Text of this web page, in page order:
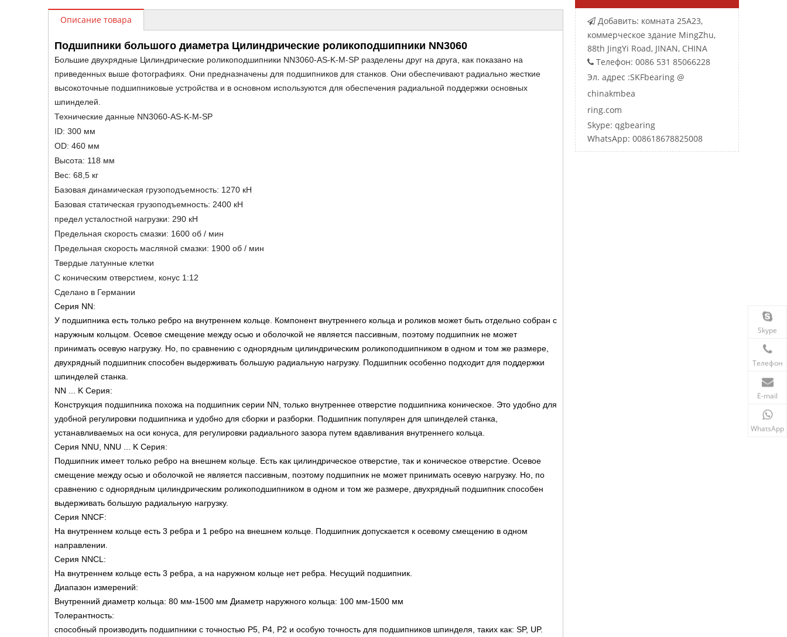
Описание товара
Подшипники большого диаметра Цилиндрические роликоподшипники NN3060
Большие двухрядные Цилиндрические роликоподшипники NN3060-AS-K-M-SP разделены друг на друга, как показано на
приведенных выше фотографиях. Они предназначены для подшипников для станков. Они обеспечивают радиально жесткие
высокоточные подшипниковые устройства и в основном используются для обеспечения радиальной поддержки основных
шпинделей.
Технические данные NN3060-AS-K-M-SP
ID: 300 мм
OD: 460 мм
Высота: 118 мм
Вес: 68,5 кг
Базовая динамическая грузоподъемность: 1270 кН
Базовая статическая грузоподъемность: 2400 кН
предел усталостной нагрузки: 290 кН
Предельная скорость смазки: 1600 об / мин
Предельная скорость масляной смазки: 1900 об / мин
Твердые латунные клетки
С коническим отверстием, конус 1:12
Сделано в Германии
Серия NN:
У подшипника есть только ребро на внутреннем кольце. Компонент внутреннего кольца и роликов может быть отдельно собран с
наружным кольцом. Осевое смещение между осью и оболочкой не является пассивным, поэтому подшипник не может
принимать осевую нагрузку. Но, по сравнению с однорядным цилиндрическим роликоподшипником в одном и том же размере,
двухрядный подшипник способен выдерживать большую радиальную нагрузку. Подшипник особенно подходит для поддержки
шпинделей станка.
NN ... K Серия:
Конструкция подшипника похожа на подшипник серии NN, только внутреннее отверстие подшипника коническое. Это удобно для
удобной регулировки подшипника и удобно для сборки и разборки. Подшипник популярен для шпинделей станка,
устанавливаемых на оси конуса, для регулировки радиального зазора путем вдавливания внутреннего кольца.
Серия NNU, NNU ... K Серия:
Подшипник имеет только ребро на внешнем кольце. Есть как цилиндрическое отверстие, так и коническое отверстие. Осевое
смещение между осью и оболочкой не является пассивным, поэтому подшипник не может принимать осевую нагрузку. Но, по
сравнению с однорядным цилиндрическим роликоподшипником в одном и том же размере, двухрядный подшипник способен
выдерживать большую радиальную нагрузку.
Серия NNCF:
На внутреннем кольце есть 3 ребра и 1 ребро на внешнем кольце. Подшипник допускается к осевому смещению в одном
направлении.
Серия NNCL:
На внутреннем кольце есть 3 ребра, а на наружном кольце нет ребра. Несущий подшипник.
Диапазон измерений:
Внутренний диаметр кольца: 80 мм-1500 мм Диаметр наружного кольца: 100 мм-1500 мм
Толерантность:
способный производить подшипники с точностью P5, P4, P2 и особую точность для подшипников шпинделя, таких как: SP, UP.
 Добавить: комната 25A23,
коммерческое здание MingZhu,
88th JingYi Road, JINAN, CHINA
 Телефон: 0086 531 85066228
Эл. адрес :SKFbearing @
chinakmbea
ring.com
Skype: qgbearing
WhatsApp: 008618678825008
Skype
Телефон
E-mail
WhatsApp